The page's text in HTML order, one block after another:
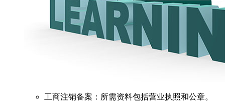
工商注销备案：所需资料包括营业执照和公章。